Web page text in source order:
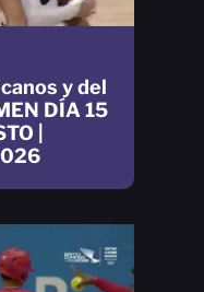
y del
DÍA 15
|